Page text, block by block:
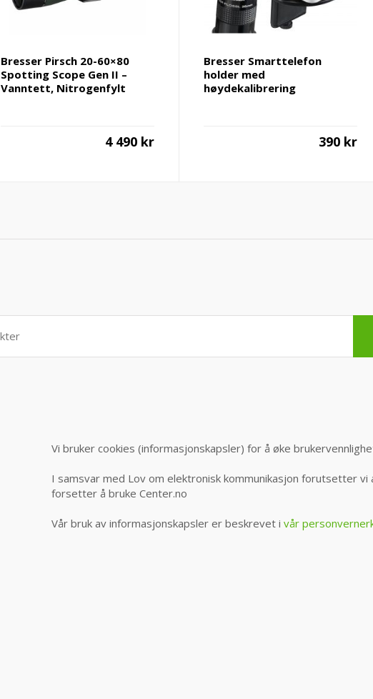
Bresser Pirsch 20-60×80
Spotting Scope Gen II –
Vanntett, Nitrogenfylt
4 490 kr
Bresser Smarttelefon
holder med
høydekalibrering
390 kr
Vi bruker cookies (informasjonskapsler) for å øke
I samsvar med Lov om elektronisk kommunikasjon forutsetter
forsetter å bruke Center.no
Vår bruk av informasjonskapsler er beskrevet i vår